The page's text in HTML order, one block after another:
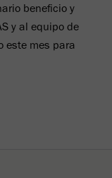
beneficio y
y al equipo de
este mes para